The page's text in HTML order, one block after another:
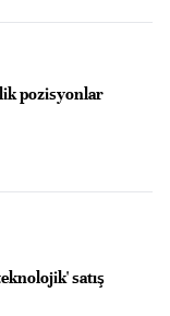
pozisyonlar
satış